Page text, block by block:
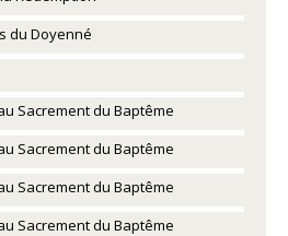
du Doyenné
Sacrement du Baptême
Sacrement du Baptême
Sacrement du Baptême
Sacrement du Baptême